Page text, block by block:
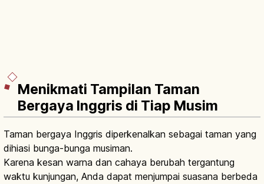
Menikmati Tampilan Taman
Bergaya Inggris di Tiap Musim
Taman bergaya Inggris diperkenalkan sebagai taman yang
dihiasi bunga-bunga musiman.
Karena kesan warna dan cahaya berubah tergantung
waktu kunjungan, Anda dapat menjumpai suasana berbeda